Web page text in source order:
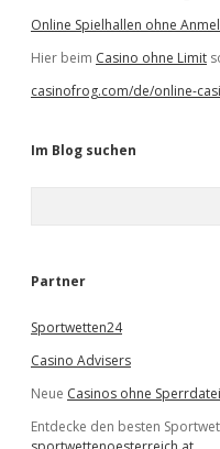
Online Spielhallen ohne
Hier beim Casino ohne Limit
casinofrog.com/de/online-
Im Blog suchen
e
Partner
Sportwetten24
Casino Advisers
Neue Casinos ohne Sperrdatei
Entdecke den besten